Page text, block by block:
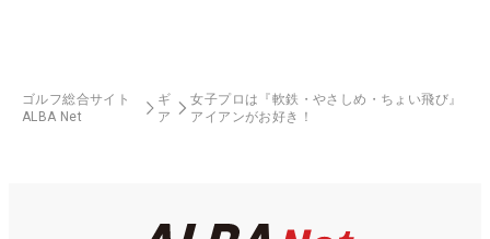
ゴルフ総合サイト
ALBA Net
ギ
ア
女子プロは『軟鉄・やさしめ・ちょい飛び』
アイアンがお好き！